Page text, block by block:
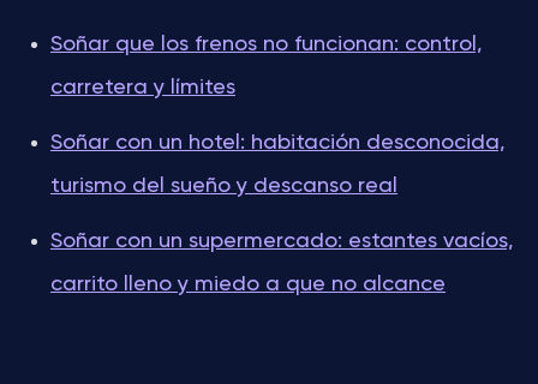
Soñar que los frenos no funcionan: control,
carretera y límites
Soñar con un hotel: habitación desconocida,
turismo del sueño y descanso real
Soñar con un supermercado: estantes vacíos,
carrito lleno y miedo a que no alcance